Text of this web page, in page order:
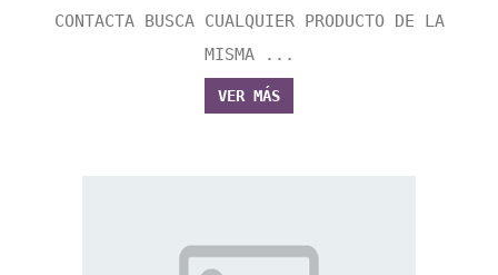
CONTACTA BUSCA CUALQUIER PRODUCTO DE LA
MISMA ...
VER MÁS